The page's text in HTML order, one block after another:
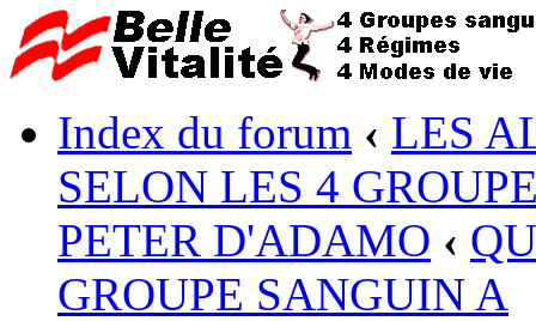
Index du forum ‹ LES
SELON LES 4
PETER D'ADAMO ‹
GROUPE SANGUIN A